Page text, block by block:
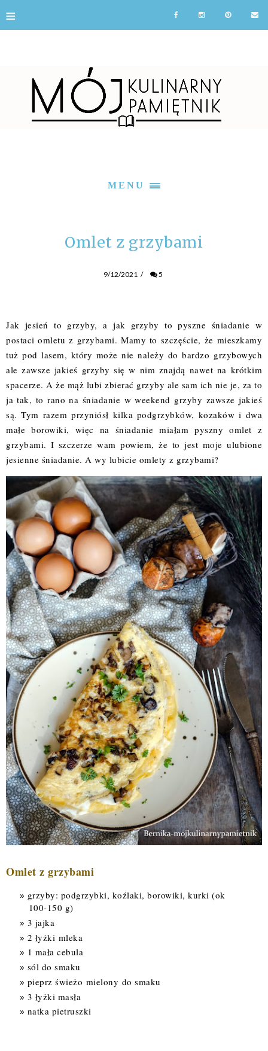
≡
MENU
Omlet z grzybami
9/12/2021 / 5
Jak jesień to grzyby, a jak grzyby to pyszne śniadanie w
postaci omletu z grzybami. Mamy to szczęście, że mieszkamy
tuż pod lasem, który może nie należy do bardzo grzybowych
ale zawsze jakieś grzyby się w nim znajdą nawet na krótkim
spacerze. A że mąż lubi zbierać grzyby ale sam ich nie je, za to
ja tak, to rano na śniadanie w weekend grzyby zawsze jakieś
są. Tym razem przyniósł kilka podgrzybków, kozaków i dwa
małe borowiki, więc na śniadanie miałam pyszny omlet z
grzybami. I szczerze wam powiem, że to jest moje ulubione
jesienne śniadanie. A wy lubicie omlety z grzybami?
Omlet z grzybami
grzyby: podgrzybki, koźlaki, borowiki, kurki (ok
100-150 g)
3 jajka
2 łyżki mleka
1 mała cebula
sól do smaku
pieprz świeżo mielony do smaku
3 łyżki masła
natka pietruszki